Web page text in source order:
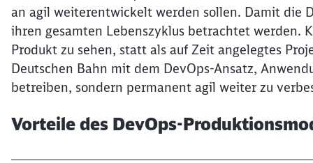
an agil weiterentwickelt werden sollen. Damit die
ihren gesamten Lebenszyklus betrachtet werden.
Produkt zu sehen, statt als auf Zeit angelegtes
Deutschen Bahn mit dem DevOps-Ansatz,
betreiben, sondern permanent agil weiter zu
Vorteile des DevOps-